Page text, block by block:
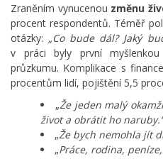
Zraněním vynucenou změnu
procent respondentů. Téměř
otázky: „Co bude dál? Jaký
v práci byly první
průzkumu. Komplikace s
procentům lidí, pojištění 5,5
„Že jeden malý
život a obrátit ho naruby.“
„Že bych nemohla jít
„Práce, rodina,